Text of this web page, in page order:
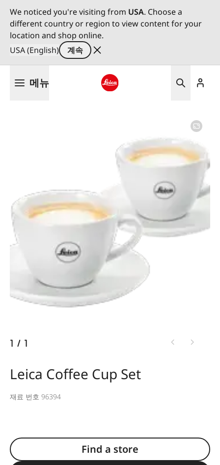
We noticed you're visiting from USA. Choose a
different country or region to view content for your
location and shop online.
USA (English)
계속
메뉴
1 / 1
Leica Coffee Cup Set
재료 번호 96394
Find a store